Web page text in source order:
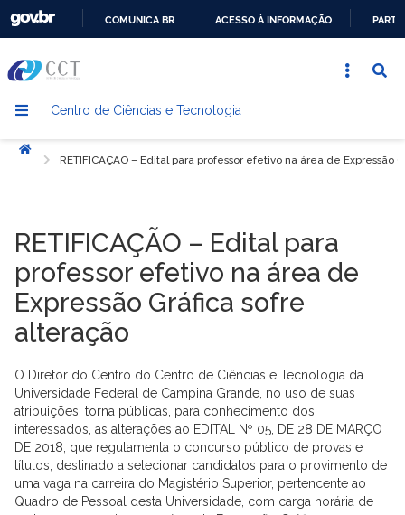
CONTEÚDO
COMUNICA BR ACESSO À INFORMAÇÃO
Centro de Ciências e Tecnologia
Início
RETIFICAÇÃO – Edital para professor efetivo na área de Expressão
RETIFICAÇÃO – Edital para
professor efetivo na área de
Expressão Gráfica sofre
alteração
O Diretor do Centro do Centro de Ciências e Tecnologia da
Universidade Federal de Campina Grande, no uso de suas
atribuições, torna públicas, para conhecimento dos
interessados, as alterações ao EDITAL Nº 05, DE 28 DE MARÇO
DE 2018, que regulamenta o concurso público de provas e
títulos, destinado a selecionar candidatos para o provimento de
uma vaga na carreira do Magistério Superior, pertencente ao
Quadro de Pessoal desta Universidade, com carga horária de